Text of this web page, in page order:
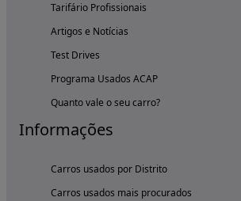
Tarifário Profissionais
Artigos e Notícias
Test Drives
Programa Usados ACAP
Quanto vale o seu carro?
Informações
Carros usados por Distrito
Carros usados mais procurados